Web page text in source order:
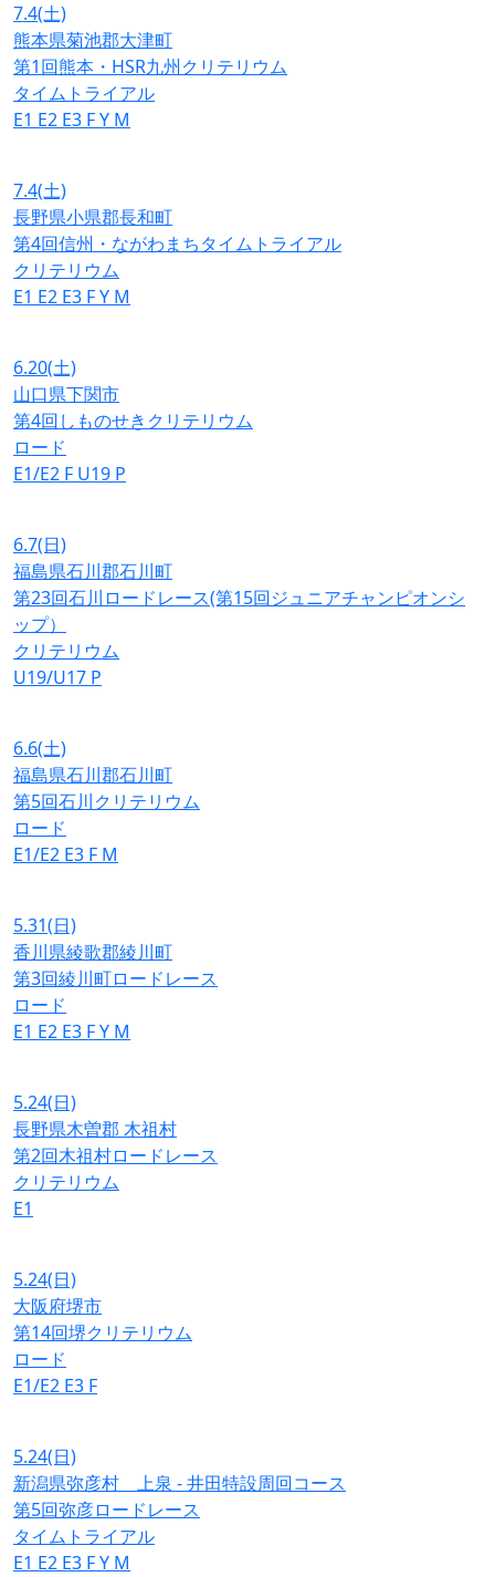
7.4(土)
熊本県菊池郡大津町
第1回熊本・HSR九州クリテリウム
タイムトライアル
E1 E2 E3 FY M
7.4(土)
長野県小県郡長和町
第4回信州・ながわまちタイムトライアル
クリテリウム
E1 E2 E3 FY M
6.20(土)
山口県下関市
第4回しものせきクリテリウム
ロード
E1/E2 F U19 P
6.7(日)
福島県石川郡石川町
第23回石川ロードレース(第15回ジュニアチャンピオンシ
ップ）
クリテリウム
U19/U17 P
6.6(土)
福島県石川郡石川町
第5回石川クリテリウム
ロード
E1/E2 E3 F M
5.31(日)
香川県綾歌郡綾川町
第3回綾川町ロードレース
ロード
E1 E2 E3 FY M
5.24(日)
長野県木曽郡 木祖村
第2回木祖村ロードレース
クリテリウム
E1
5.24(日)
大阪府堺市
第14回堺クリテリウム
ロード
E1/E2 E3 F
5.24(日)
新潟県弥彦村 上泉 - 井田特設周回コース
第5回弥彦ロードレース
タイムトライアル
E1 E2 E3 FY M